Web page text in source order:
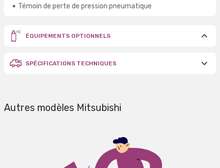
Témoin de perte de pression pneumatique
ÉQUIPEMENTS OPTIONNELS
SPÉCIFICATIONS TECHNIQUES
Autres modèles Mitsubishi